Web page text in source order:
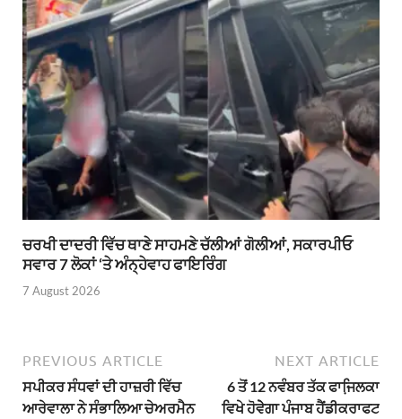
ਚਰਖੀ ਦਾਦਰੀ ਵਿੱਚ ਥਾਣੇ ਸਾਹਮਣੇ ਚੱਲੀਆਂ ਗੋਲੀਆਂ, ਸਕਾਰਪੀਓ
ਸਵਾਰ 7 ਲੋਕਾਂ ‘ਤੇ ਅੰਨ੍ਹੇਵਾਹ ਫਾਇਰਿੰਗ
7 August 2026
PREVIOUS ARTICLE
ਸਪੀਕਰ ਸੰਧਵਾਂ ਦੀ ਹਾਜ਼ਰੀ ਵਿੱਚ
ਆਰੇਵਾਲਾ ਨੇ ਸੰਭਾਲਿਆ ਚੇਅਰਮੈਨ
NEXT ARTICLE
6 ਤੋਂ 12 ਨਵੰਬਰ ਤੱਕ ਫਾਜਿ਼ਲਕਾ
ਵਿਖੇ ਹੋਵੇੇਗਾ ਪੰਜਾਬ ਹੈਂਡੀਕਰਾਫਟ